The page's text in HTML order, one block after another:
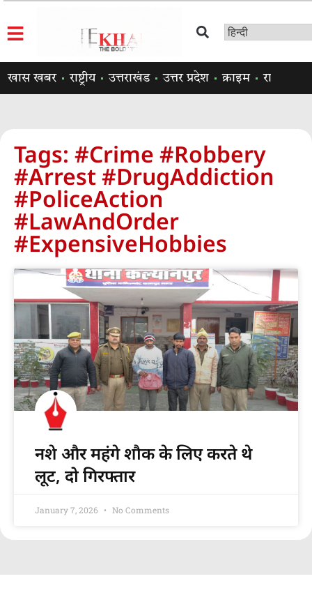
खास खबर राष्ट्रीय उत्तराखंड उत्तर प्रदेश क्राइम राजनीति
Tags: #Crime #Robbery
#Arrest #DrugAddiction
#PoliceAction
#LawAndOrder
#ExpensiveHobbies
नशे और महंगे शौक के लिए करते थे
लूट, दो गिरफ्तार
January 7, 2026 No Comments